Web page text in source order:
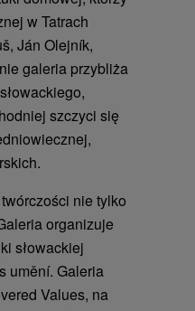
w Tatrach
Ján Olejník,
galeria przybliża
szczyci się
nie tylko
organizuje
słowackiej
umění. Galeria
Values, na